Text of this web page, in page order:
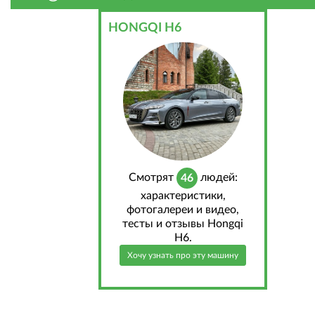
HONGQI H6
Cмотрят 46 людей:
характеристики,
фотогалереи и видео,
тесты и отзывы Hongqi
H6.
Хочу узнать про эту машину